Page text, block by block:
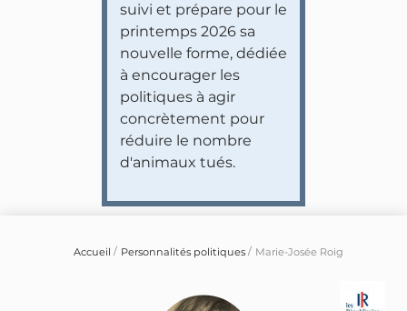
suivi et prépare pour le
printemps 2026 sa
nouvelle forme, dédiée
à encourager les
politiques à agir
concrètement pour
réduire le nombre
d'animaux tués.
Accueil Personnalités politiques Marie-Josée Roig